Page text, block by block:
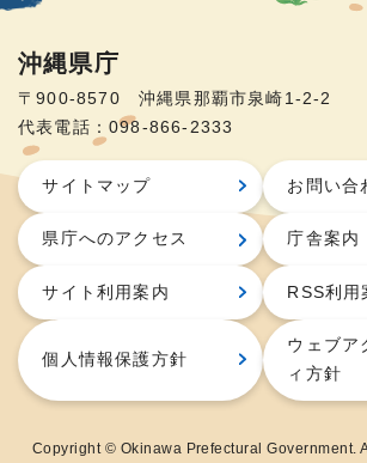
沖縄県庁
〒900-8570 沖縄県那覇市泉崎1-2-2
代表電話：098-866-2333
サイトマップ お問い合
県庁へのアクセス 庁舎案内
サイト利用案内 RSS利用
個人情報保護方針
ウェブア
ィ方針
Copyright © Okinawa Prefectural Government.